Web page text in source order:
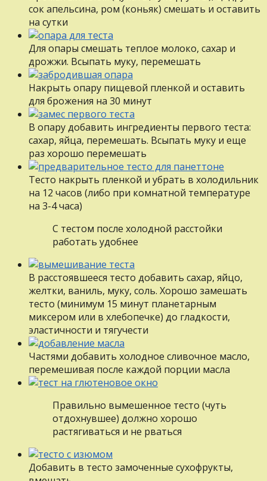
сок апельсина, ром (коньяк) смешать и оставить
на сутки
Для опары смешать теплое молоко, сахар и
дрожжи. Всыпать муку, перемешать
Накрыть опару пищевой пленкой и оставить
для брожения на 30 минут
В опару добавить ингредиенты первого теста:
сахар, яйца, перемешать. Всыпать муку и еще
раз хорошо перемешать
Тесто накрыть пленкой и убрать в холодильник
на 12 часов (либо при комнатной температуре
на 3-4 часа)
С тестом после холодной расстойки
работать удобнее
В расстоявшееся тесто добавить сахар, яйцо,
желтки, ваниль, муку, соль. Хорошо замешать
тесто (минимум 15 минут планетарным
миксером или в хлебопечке) до гладкости,
эластичности и тягучести
Частями добавить холодное сливочное масло,
перемешивая после каждой порции масла
Правильно вымешенное тесто (чуть
отдохнувшее) должно хорошо
растягиваться и не рваться
Добавить в тесто замоченные сухофрукты,